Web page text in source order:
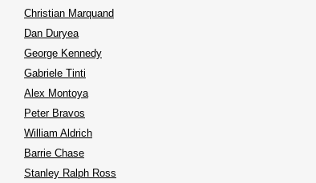
Christian Marquand
Dan Duryea
George Kennedy
Gabriele Tinti
Alex Montoya
Peter Bravos
William Aldrich
Barrie Chase
Stanley Ralph Ross